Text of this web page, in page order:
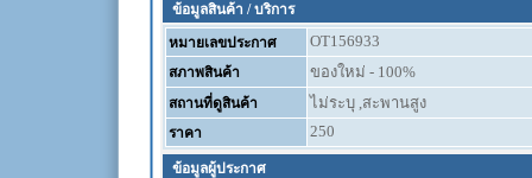
ข้อมูลสินค้า / บริการ
หมายเลขประกาศ
OT156933
สภาพสินค้า ของใหม่ - 100%
สถานที่ดูสินค้า ไม่ระบุ ,สะพานสูง
ราคา 250
ข้อมูลผู้ประกาศ